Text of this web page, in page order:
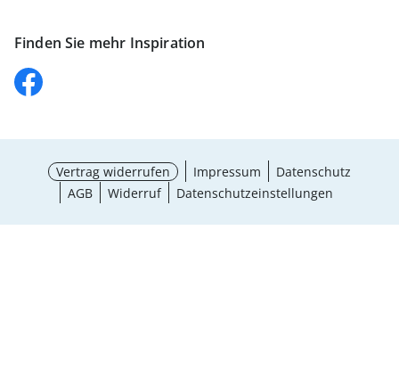
Finden Sie mehr Inspiration
Vertrag widerrufen Impressum
Datenschutz
AGB
Widerruf Datenschutzeinstellungen